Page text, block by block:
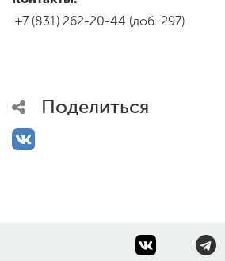
+7 (831) 262-20-44 (доб. 297)
Поделиться